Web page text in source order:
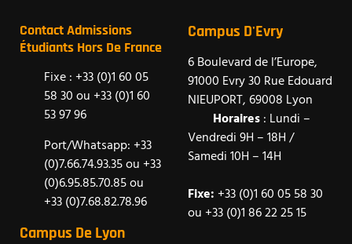
Contact Admissions
Étudiants Hors De France
Fixe : +33 (0)1 60 05
58 30 ou +33 (0)1 60
53 97 96
Port/Whatsapp: +33
(0)7.66.74.93.35 ou +33
(0)6.95.85.70.85 ou
+33 (0)7.68.82.78.96
Campus De Lyon
Campus D'Evry
6 Boulevard de l’Europe,
91000 Evry 30 Rue Edouard
NIEUPORT, 69008 Lyon
Horaires: Lundi –
Vendredi 9H – 18H /
Samedi 10H – 14H
Fixe: +33 (0)1 60 05 58 30
ou +33 (0)1 86 22 25 15